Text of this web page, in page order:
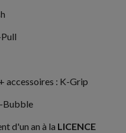
accessoires : K-Grip
Bubble
d'un an à la LICENCE